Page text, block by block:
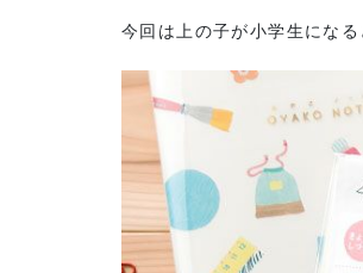
今回は上の子が小学生にな